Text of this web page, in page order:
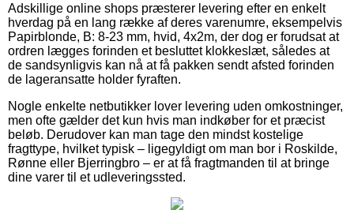
Adskillige online shops præsterer levering efter en enkelt
hverdag på en lang række af deres varenumre, eksempelvis
Papirblonde, B: 8-23 mm, hvid, 4x2m, der dog er forudsat at
ordren lægges forinden et besluttet klokkeslæt, således at
de sandsynligvis kan nå at få pakken sendt afsted forinden
de lageransatte holder fyraften.
Nogle enkelte netbutikker lover levering uden omkostninger,
men ofte gælder det kun hvis man indkøber for et præcist
beløb. Derudover kan man tage den mindst kostelige
fragttype, hvilket typisk – ligegyldigt om man bor i Roskilde,
Rønne eller Bjerringbro – er at få fragtmanden til at bringe
dine varer til et udleveringssted.